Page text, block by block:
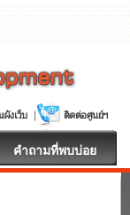
คำถามที่พบบ่อย